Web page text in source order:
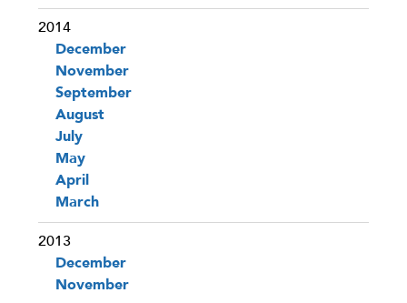
2014
December
November
September
August
July
May
April
March
2013
December
November